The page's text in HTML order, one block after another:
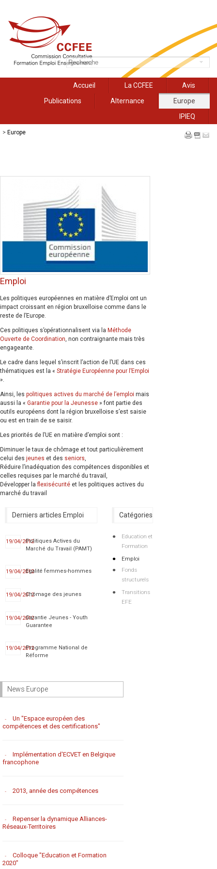
Accueil La CCFEE
Avis
Publications
Alternance
Europe
IPIEQ
> Europe
Emploi
Les politiques européennes en matière d’Emploi ont un
impact croissant en région bruxelloise comme dans le
reste de l’Europe.
Ces politiques s’opérationnalisent via la Méthode
Ouverte de Coordination, non contraignante mais très
engageante.
Le cadre dans lequel s’inscrit l’action de l’UE dans ces
thématiques est la « Stratégie Européenne pour l’Emploi
».
Ainsi, les politiques actives du marché de l’emploi mais
aussi la « Garantie pour la Jeunesse » font partie des
outils européens dont la région bruxelloise s’est saisie
ou est en train de se saisir.
Les priorités de l’UE en matière d’emploi sont :
Diminuer le taux de chômage et tout particulièrement
celui des jeunes et des seniors,
Réduire l’inadéquation des compétences disponibles et
celles requises par le marché du travail,
Développer laflexisécurité et les politiques actives du
marché du travail
Derniers articles Emploi
19/04/2012Politiques Actives du
Marché du Travail (PAMT)
19/04/2012Egalité femmes-hommes
19/04/2012Chômage des jeunes
19/04/2012Garantie Jeunes - Youth
Guarantee
19/04/2012Programme National de
Réforme
Catégories
Education et
Formation
Emploi
Fonds
structurels
Transitions
EFE
News Europe
Un "Espace européen des
compétences et des certifications"
Implémentation d'ECVET en Belgique
francophone
2013, année des compétences
Repenser la dynamique Alliances-
Réseaux-Territoires
Colloque "Education et Formation
2020"